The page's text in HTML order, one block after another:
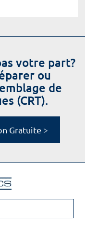
votre part?
ou
de
(CRT).
Gratuite >